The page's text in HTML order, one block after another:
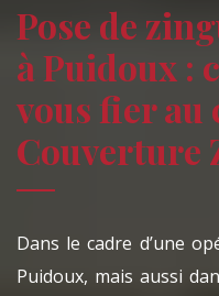
Pose de
à Puidoux :
vous fier au
Couverture
Dans le cadre d’une
Puidoux, mais aussi